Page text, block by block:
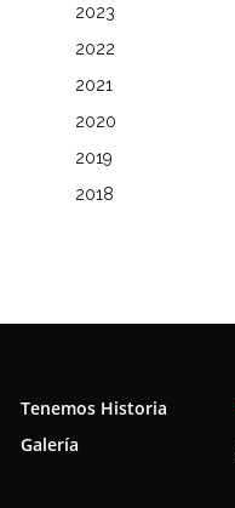
2023
2022
2021
2020
2019
2018
Tenemos Historia
Galería